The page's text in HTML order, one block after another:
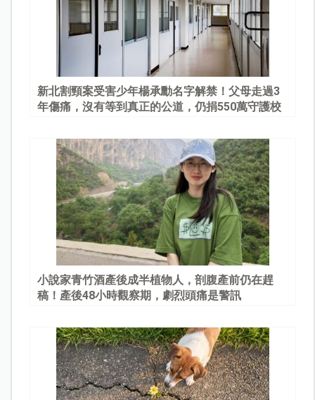
新北割頸案受害少年楊承勳名字解禁！父母走過3
年傷痛，沒有等到真正的公道，仍捐550萬守護校
小說家青竹酒產後成半植物人，剖腹產前仍在趕
稿！產後48小時觀察期，劇烈頭痛是警訊